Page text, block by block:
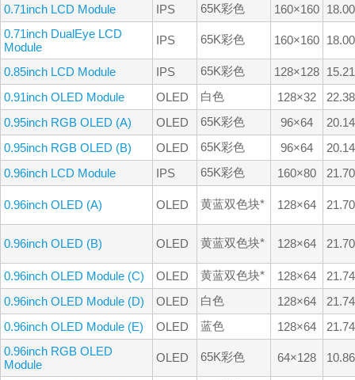
0.71inch LCD Module
IPS 65K彩色 160×160
0.71inch DualEye LCD
Module
IPS 65K彩色 160×160
0.85inch LCD Module IPS 65K彩色 128×128
0.91inch OLED Module
OLED 白色 128×32
0.95inch RGB OLED (A)
OLED 65K彩色 96×64
0.95inch RGB OLED (B)
OLED 65K彩色 96×64
0.96inch LCD Module
IPS 65K彩色 160×80
0.96inch OLED (A) OLED 黄蓝双色块* 128×64
0.96inch OLED (B) OLED 黄蓝双色块* 128×64
0.96inch OLED Module (C) OLED 黄蓝双色块* 128×64
0.96inch OLED Module (D)
OLED 白色 128×64
0.96inch OLED Module (E)
OLED 蓝色 128×64
0.96inch RGB OLED
Module
OLED 65K彩色 64×128